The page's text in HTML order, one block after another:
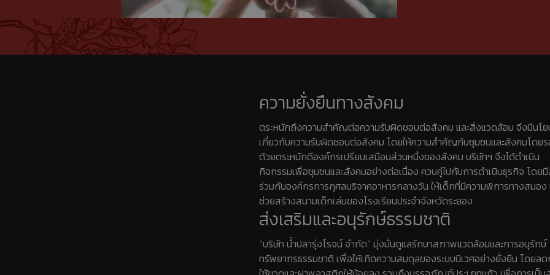
ความยั่งยืนทางสังคม
ตระหนักถึงความสำคัญต่อความรับผิดชอบต่อสังคม และสิ่งแวดล้อม จึงมีนโย
เกี่ยวกับความรับผิดชอบต่อสังคม โดยให้ความสำคัญกับชุมชนและสังคมโดย
ด้วยตระหนักดีองค์กรเปรียบเสมือนส่วนหนึ่งของสังคม บริษัทฯ จึงได้ดำเนิน
กิจกรรมเพื่อชุมชนและสังคมอย่างต่อเนื่อง ควบคู่ไปกับการดำเนินธุรกิจ โดย
ร่วมกับองค์กรการกุศลบริจาคอาหารกลางวัน ให้เด็กที่มีความพิการทางสมอง
ช่วยสร้างสนามเด็กเล่นของโรงเรียนประจำจังหวัดระยอง
ส่งเสริมและอนุรักษ์ธรรมชาติ
“บริษัท น้ำปลารุ่งโรจน์ จำกัด” มุ่งมั่นดูแลรักษาสภาพแวดล้อมและการอนุรักษ์
ทรัพยากรธรรมชาติ เพื่อให้เกิดความสมดุลของระบบนิเวศอย่างยั่งยืน โดยลด